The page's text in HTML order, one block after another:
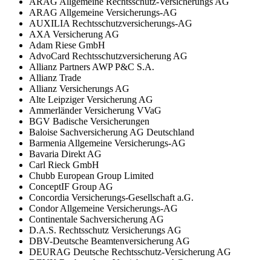
ARAG Allgemeine Versicherungs-AG
AUXILIA Rechtsschutzversicherungs-AG
AXA Versicherung AG
Adam Riese GmbH
AdvoCard Rechtsschutzversicherung AG
Allianz Partners AWP P&C S.A.
Allianz Trade
Allianz Versicherungs AG
Alte Leipziger Versicherung AG
Ammerländer Versicherung VVaG
BGV Badische Versicherungen
Baloise Sachversicherung AG Deutschland
Barmenia Allgemeine Versicherungs-AG
Bavaria Direkt AG
Carl Rieck GmbH
Chubb European Group Limited
ConceptIF Group AG
Concordia Versicherungs-Gesellschaft a.G.
Condor Allgemeine Versicherungs-AG
Continentale Sachversicherung AG
D.A.S. Rechtsschutz Versicherungs AG
DBV-Deutsche Beamtenversicherung AG
DEURAG Deutsche Rechtsschutz-Versicherung AG